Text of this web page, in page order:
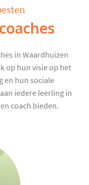
in Waardhuizen
op hun visie op het
en hun sociale
iedere leerling in
coach bieden.